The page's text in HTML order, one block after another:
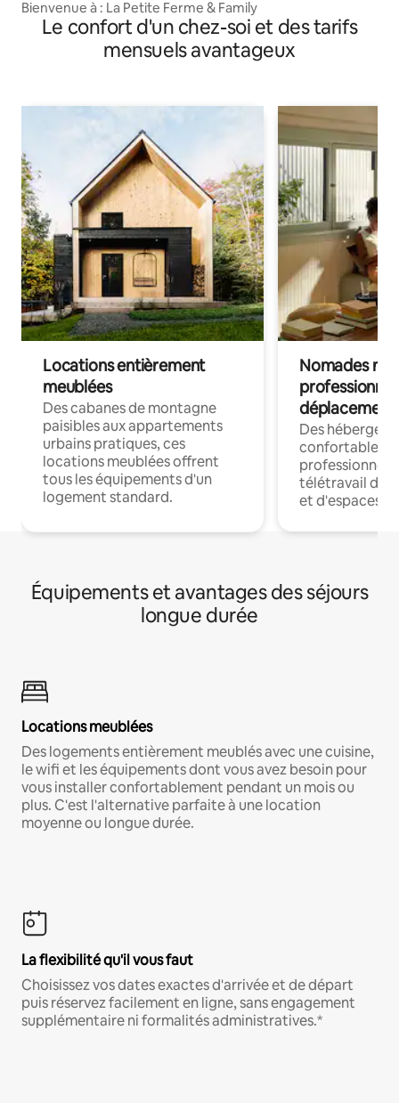
Bienvenue à : La Petite Ferme & Family
Le confort d'un chez-soi et des tarifs
mensuels avantageux
Locations entièrement
meublées
Des cabanes de montagne
paisibles aux appartements
urbains pratiques, ces
locations meublées offrent
tous les équipements d'un
logement standard.
Nomades
déplacement
Des
confortables
professionnels
télétravail
et d'espaces
Équipements et avantages des séjours
longue durée
Locations meublées
Des logements entièrement meublés avec une cuisine,
le wifi et les équipements dont vous avez besoin pour
vous installer confortablement pendant un mois ou
plus. C'est l'alternative parfaite à une location
moyenne ou longue durée.
La flexibilité qu'il vous faut
Choisissez vos dates exactes d'arrivée et de départ
puis réservez facilement en ligne, sans engagement
supplémentaire ni formalités administratives.*